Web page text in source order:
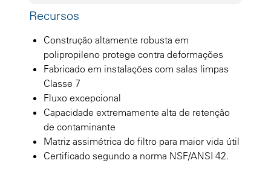
Recursos
Construção altamente robusta em
polipropileno protege contra deformações
Fabricado em instalações com salas limpas
Classe 7
Fluxo excepcional
Capacidade extremamente alta de retenção
de contaminante
Matriz assimétrica do filtro para maior vida útil
Certificado segundo a norma NSF/ANSI 42.